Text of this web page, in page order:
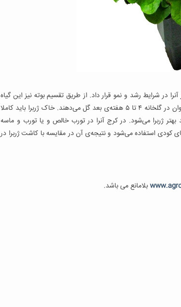
در شرایط رشد و نمو قرار داد. از طریق تقسیم بوته نیز این گیاه
قابل تکثیر است. و این عمل در ماه‌های پاییز صورت می‌گیرد و گیاهان جوان در گلخانه ۴ تا ۵ هفته‌ی بعد گل می‌دهند. خاک ژربرا باید کاملا
ژربرا می‌شود. در کرج آنرا در تورب خالص و یا تورب و ماسه
کودی استفاده می‌شود و نتیجه‌ی آن در مقایسه با کاشت ژربرا در
بلامانع می باشد.